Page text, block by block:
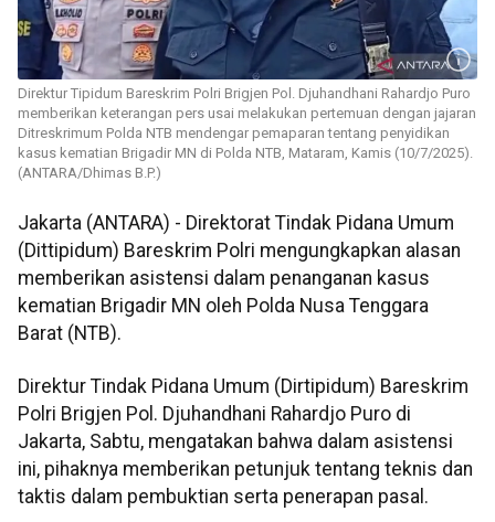
Direktur Tipidum Bareskrim Polri Brigjen Pol. Djuhandhani Rahardjo Puro
memberikan keterangan pers usai melakukan pertemuan dengan jajaran
Ditreskrimum Polda NTB mendengar pemaparan tentang penyidikan
kasus kematian Brigadir MN di Polda NTB, Mataram, Kamis (10/7/2025).
(ANTARA/Dhimas B.P.)
Jakarta (ANTARA) - Direktorat Tindak Pidana Umum
(Dittipidum) Bareskrim Polri mengungkapkan alasan
memberikan asistensi dalam penanganan kasus
kematian Brigadir MN oleh Polda Nusa Tenggara
Barat (NTB).
Direktur Tindak Pidana Umum (Dirtipidum) Bareskrim
Polri Brigjen Pol. Djuhandhani Rahardjo Puro di
Jakarta, Sabtu, mengatakan bahwa dalam asistensi
ini, pihaknya memberikan petunjuk tentang teknis dan
taktis dalam pembuktian serta penerapan pasal.